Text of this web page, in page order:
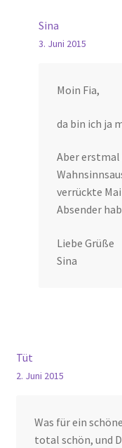
Sina
3. Juni 2015
Moin Fia,
da bin ich ja
Aber erstmal
verrückte
Absender
Liebe Grüße
Sina
Tüt
2. Juni 2015
Was für ein
total schön, und